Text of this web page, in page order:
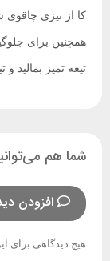
کا از نیزی چاقوی
همچنین برای
تیغه تمیز بمالید و
شما هم
افزودن
هیچ دیدگاهی